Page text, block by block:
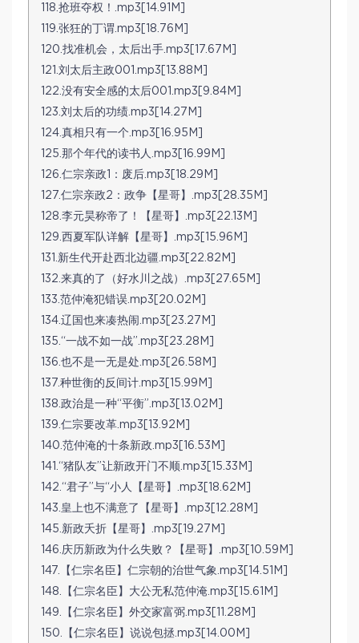
118.抢班夺权！.mp3[14.91M]
119.张狂的丁谓.mp3[18.76M]
120.找准机会，太后出手.mp3[17.67M]
121.刘太后主政001.mp3[13.88M]
122.没有安全感的太后001.mp3[9.84M]
123.刘太后的功绩.mp3[14.27M]
124.真相只有一个.mp3[16.95M]
125.那个年代的读书人.mp3[16.99M]
126.仁宗亲政1：废后.mp3[18.29M]
127.仁宗亲政2：政争【星哥】.mp3[28.35M]
128.李元昊称帝了！【星哥】.mp3[22.13M]
129.西夏军队详解【星哥】.mp3[15.96M]
131.新生代开赴西北边疆.mp3[22.82M]
132.来真的了（好水川之战）.mp3[27.65M]
133.范仲淹犯错误.mp3[20.02M]
134.辽国也来凑热闹.mp3[23.27M]
135.“一战不如一战”.mp3[23.28M]
136.也不是一无是处.mp3[26.58M]
137.种世衡的反间计.mp3[15.99M]
138.政治是一种“平衡”.mp3[13.02M]
139.仁宗要改革.mp3[13.92M]
140.范仲淹的十条新政.mp3[16.53M]
141.“猪队友”让新政开门不顺.mp3[15.33M]
142.“君子”与“小人【星哥】.mp3[18.62M]
143.皇上也不满意了【星哥】.mp3[12.28M]
145.新政夭折【星哥】.mp3[19.27M]
146.庆历新政为什么失败？【星哥】.mp3[10.59M]
147.【仁宗名臣】仁宗朝的治世气象.mp3[14.51M]
148.【仁宗名臣】大公无私范仲淹.mp3[15.61M]
149.【仁宗名臣】外交家富弼.mp3[11.28M]
150.【仁宗名臣】说说包拯.mp3[14.00M]